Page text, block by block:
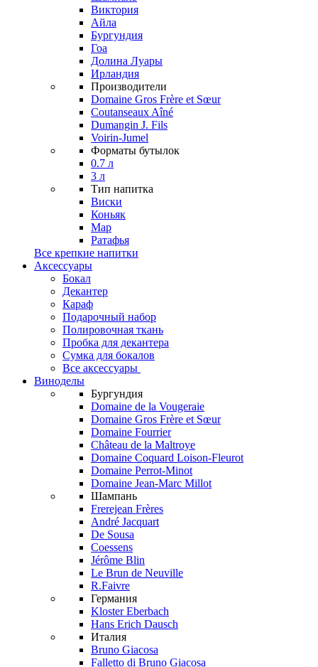
Виктория
Айла
Бургундия
Гоа
Долина Луары
Ирландия
Производители
Domaine Gros Frère et Sœur
Coutanseaux Aîné
Dumangin J. Fils
Voirin-Jumel
Форматы бутылок
0.7 л
3 л
Тип напитка
Виски
Коньяк
Мар
Ратафья
Все крепкие напитки
Аксессуары
Бокал
Декантер
Караф
Подарочный набор
Полировочная ткань
Пробка для декантера
Сумка для бокалов
Все аксессуары
Виноделы
Бургундия
Domaine de la Vougeraie
Domaine Gros Frère et Sœur
Domaine Fourrier
Château de la Maltroye
Domaine Coquard Loison-Fleurot
Domaine Perrot-Minot
Domaine Jean-Marc Millot
Шампань
Frerejean Frères
André Jacquart
De Sousa
Coessens
Jérôme Blin
Le Brun de Neuville
R.Faivre
Германия
Kloster Eberbach
Hans Erich Dausch
Италия
Bruno Giacosa
Falletto di Bruno Giacosa